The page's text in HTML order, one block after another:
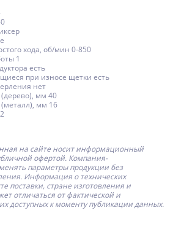
хода, об/мин 0-850
1
есть
при износе щетки есть
нет
мм 40
мм 16
на сайте носит информационный
офертой. Компания-
параметры продукции без
Информация о технических
поставки, стране изготовления и
отличаться от фактической и
доступных к моменту публикации данных.